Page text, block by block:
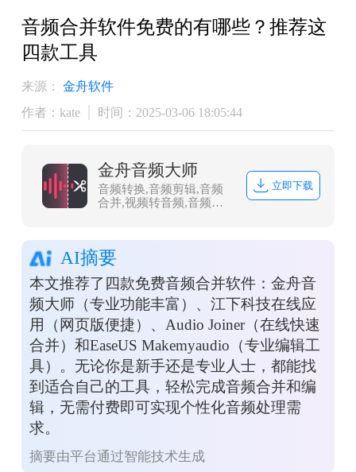
音频合并软件免费的有哪些？推荐这
四款工具
来源：
金舟软件
作者：kate
时间：2025-03-06 18:05:44
金舟音频大师
音频转换,音频剪辑,音频
合并,视频转音频,音频分
立即下载
AI摘要
本文推荐了四款免费音频合并软件：金舟音
频大师（专业功能丰富）、江下科技在线应
用（网页版便捷）、Audio Joiner（在线快速
合并）和EaseUS Makemyaudio（专业编辑工
具）。无论你是新手还是专业人士，都能找
到适合自己的工具，轻松完成音频合并和编
辑，无需付费即可实现个性化音频处理需
求。
摘要由平台通过智能技术生成